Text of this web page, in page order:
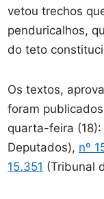
vetou trechos
penduricalhos,
do teto
Os textos,
foram
quarta-feira (18):
Deputados), nº
15.351 (Tribunal